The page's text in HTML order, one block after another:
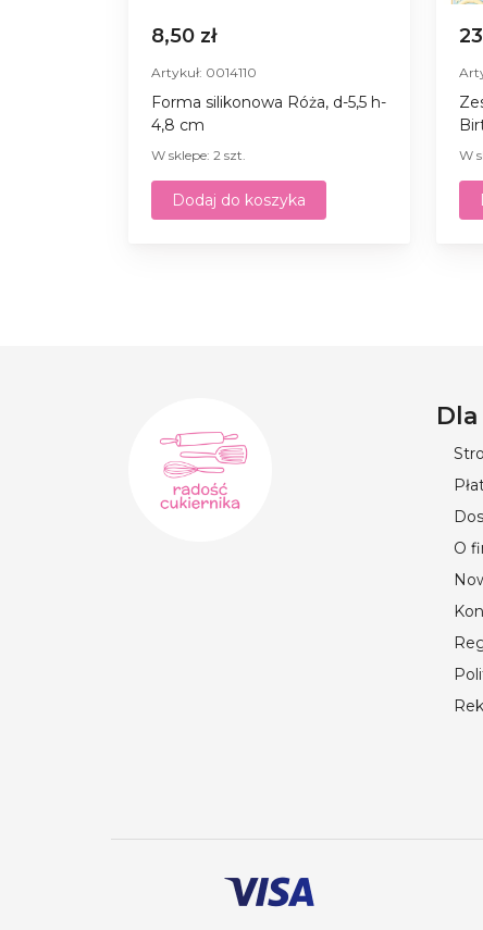
8,50 zł
Artykuł: 0014110
Forma silikonowa Róża, d-5,5 h-
4,8 cm
W sklepe: 2 szt.
Dodaj do koszyka
W
O